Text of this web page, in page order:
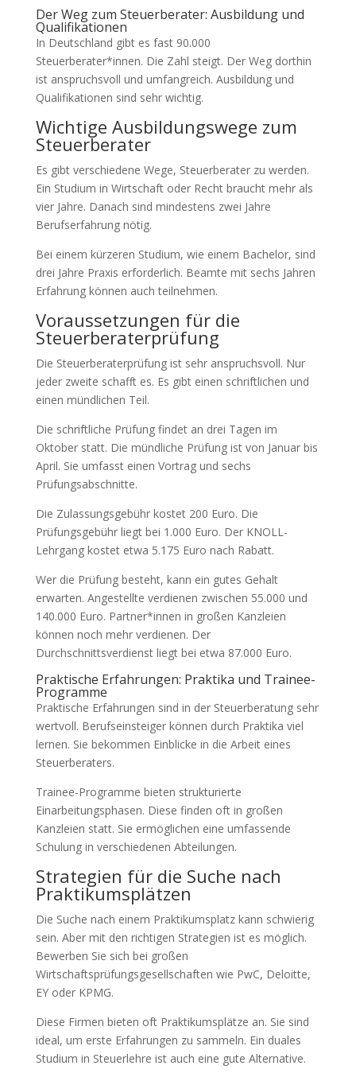
Der Weg zum Steuerberater: Ausbildung und
Qualifikationen
In Deutschland gibt es fast 90.000
Steuerberater*innen. Die Zahl steigt. Der Weg dorthin
ist anspruchsvoll und umfangreich. Ausbildung und
Qualifikationen sind sehr wichtig.
Wichtige Ausbildungswege zum
Steuerberater
Es gibt verschiedene Wege, Steuerberater zu werden.
Ein Studium in Wirtschaft oder Recht braucht mehr als
vier Jahre. Danach sind mindestens zwei Jahre
Berufserfahrung nötig.
Bei einem kürzeren Studium, wie einem Bachelor, sind
drei Jahre Praxis erforderlich. Beamte mit sechs Jahren
Erfahrung können auch teilnehmen.
Voraussetzungen für die
Steuerberaterprüfung
Die Steuerberaterprüfung ist sehr anspruchsvoll. Nur
jeder zweite schafft es. Es gibt einen schriftlichen und
einen mündlichen Teil.
Die schriftliche Prüfung findet an drei Tagen im
Oktober statt. Die mündliche Prüfung ist von Januar bis
April. Sie umfasst einen Vortrag und sechs
Prüfungsabschnitte.
Die Zulassungsgebühr kostet 200 Euro. Die
Prüfungsgebühr liegt bei 1.000 Euro. Der KNOLL-
Lehrgang kostet etwa 5.175 Euro nach Rabatt.
Wer die Prüfung besteht, kann ein gutes Gehalt
erwarten. Angestellte verdienen zwischen 55.000 und
140.000 Euro. Partner*innen in großen Kanzleien
können noch mehr verdienen. Der
Durchschnittsverdienst liegt bei etwa 87.000 Euro.
Praktische Erfahrungen: Praktika und Trainee-
Programme
Praktische Erfahrungen sind in der Steuerberatung sehr
wertvoll. Berufseinsteiger können durch Praktika viel
lernen. Sie bekommen Einblicke in die Arbeit eines
Steuerberaters.
Trainee-Programme bieten strukturierte
Einarbeitungsphasen. Diese finden oft in großen
Kanzleien statt. Sie ermöglichen eine umfassende
Schulung in verschiedenen Abteilungen.
Strategien für die Suche nach
Praktikumsplätzen
Die Suche nach einem Praktikumsplatz kann schwierig
sein. Aber mit den richtigen Strategien ist es möglich.
Bewerben Sie sich bei großen
Wirtschaftsprüfungsgesellschaften wie PwC, Deloitte,
EY oder KPMG.
Diese Firmen bieten oft Praktikumsplätze an. Sie sind
ideal, um erste Erfahrungen zu sammeln. Ein duales
Studium in Steuerlehre ist auch eine gute Alternative.